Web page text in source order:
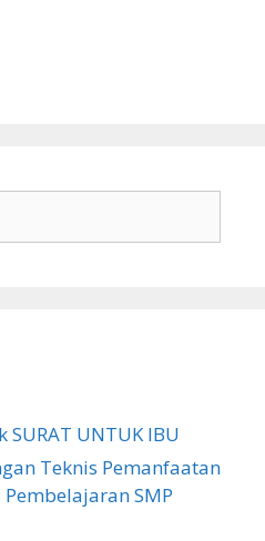
UNTUK IBU
Teknis Pemanfaatan
SMP